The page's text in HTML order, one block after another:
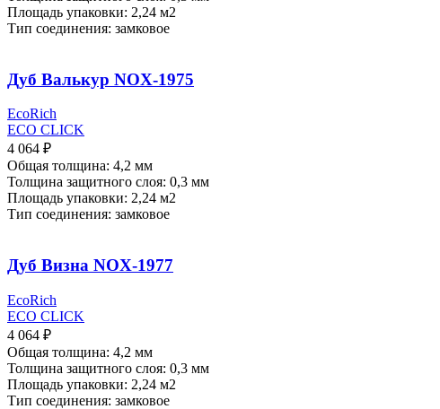
Площадь упаковки: 2,24 м2
Тип соединения: замковое
Дуб Валькур NOX-1975
EcoRich
ECO CLICK
4 064 ₽
Общая толщина: 4,2 мм
Толщина защитного слоя: 0,3 мм
Площадь упаковки: 2,24 м2
Тип соединения: замковое
Дуб Визна NOX-1977
EcoRich
ECO CLICK
4 064 ₽
Общая толщина: 4,2 мм
Толщина защитного слоя: 0,3 мм
Площадь упаковки: 2,24 м2
Тип соединения: замковое